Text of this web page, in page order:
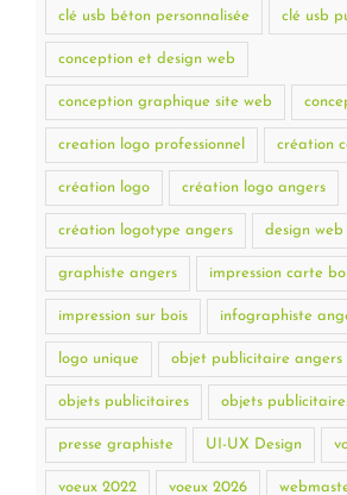
clé usb béton personnalisée clé usb
conception et design web
conception graphique site web
creation logo professionnel création
création logo création logo angers
création logotype angers design web
graphiste angers impression carte
impression sur bois infographiste
logo unique objet publicitaire angers
objets publicitaires objets
presse graphiste UI-UX Design
voeux 2022 voeux 2026